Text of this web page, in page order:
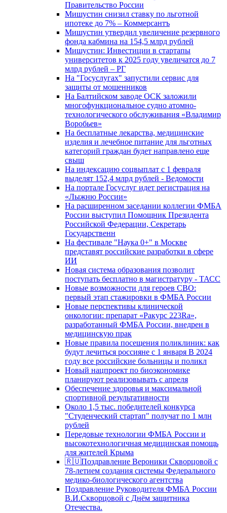
Правительство России
Мишустин снизил ставку по льготной
ипотеке до 7% – Коммерсантъ
Мишустин утвердил увеличение резервного
фонда кабмина на 154,5 млрд рублей
Мишустин: Инвестиции в стартапы
университетов к 2025 году увеличатся до 7
млрд рублей – РГ
На "Госуслугах" запустили сервис для
защиты от мошенников
На Балтийском заводе ОСК заложили
многофункциональное судно атомно-
технологического обслуживания «Владимир
Воробьев»
На бесплатные лекарства, медицинские
изделия и лечебное питание для льготных
категорий граждан будет направлено еще
свыш
На индексацию соцвыплат с 1 февраля
выделят 152,4 млрд рублей - Ведомости
На портале Госуслуг идет регистрация на
«Лыжню России»
На расширенном заседании коллегии ФМБА
России выступил Помощник Президента
Российской Федерации, Секретарь
Государственн
На фестивале "Наука 0+" в Москве
представят российские разработки в сфере
ИИ
Новая система образования позволит
поступать бесплатно в магистратуру - ТАСС
Новые возможности для героев СВО:
первый этап стажировки в ФМБА России
Новые перспективы клинической
онкологии: препарат «Ракурс 223Ra»,
разработанный ФМБА России, внедрен в
медицинскую прак
Новые правила посещения поликлиник: как
будут лечиться россияне с 1 января В 2024
году все российские больницы и поликл
Новый нацпроект по биоэкономике
планируют реализовывать с апреля
Обеспечение здоровья и максимальной
спортивной результативности
Около 1,5 тыс. победителей конкурса
"Студенческий стартап" получат по 1 млн
рублей
Передовые технологии ФМБА России и
высокотехнологичная медицинская помощь
для жителей Крыма
🇷🇺Поздравление Вероники Скворцовой с
78-летием создания системы Федерального
медико-биологического агентства
Поздравление Руководителя ФМБА России
В.И.Скворцовой с Днём защитника
Отечества.